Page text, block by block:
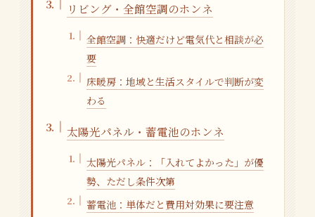
リビング・全館空調のホンネ
全館空調：快適だけど電気代と相談が必
要
床暖房：地域と生活スタイルで判断が変
わる
太陽光パネル・蓄電池のホンネ
太陽光パネル：「入れてよかった」が優
勢、ただし条件次第
蓄電池：単体だと費用対効果に要注意